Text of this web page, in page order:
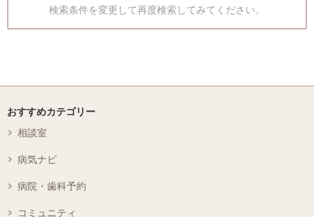
検索条件を変更して再度検索してみてください。
おすすめカテゴリー
相談室
病気ナビ
病院・歯科予約
コミュニティ